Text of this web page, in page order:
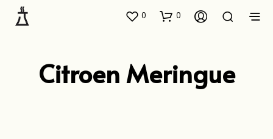
0 0
Citroen Meringue